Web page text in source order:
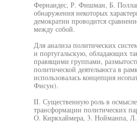
Фернандес, Р. Фишман, Б.
обнаружения некоторых
демократии проводится
между собой.
Для анализа политических
и португальскую, обладающих
правящими группами,
политической деятелыюсга в
использовалась концепция
Фисун).
II. Существенную роль в
трансформации политических
О. Киркхаймера, 3. Нойманпа,